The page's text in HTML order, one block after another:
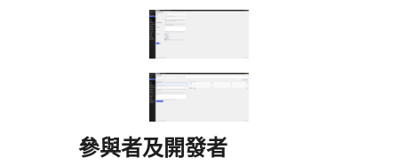
參與者及開發者